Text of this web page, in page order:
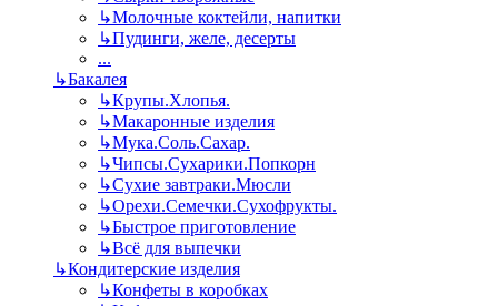
↳Молочные коктейли, напитки
↳Пудинги, желе, десерты
...
↳Бакалея
↳Крупы.Хлопья.
↳Макаронные изделия
↳Мука.Соль.Сахар.
↳Чипсы.Сухарики.Попкорн
↳Сухие завтраки.Мюсли
↳Орехи.Семечки.Сухофрукты.
↳Быстрое приготовление
↳Всё для выпечки
↳Кондитерские изделия
↳Конфеты в коробках